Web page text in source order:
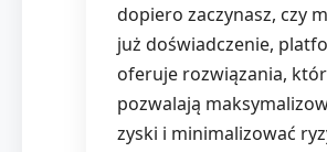
dopiero zaczynasz, czy
już doświadczenie,
oferuje rozwiązania,
pozwalają
zyski i minimalizować